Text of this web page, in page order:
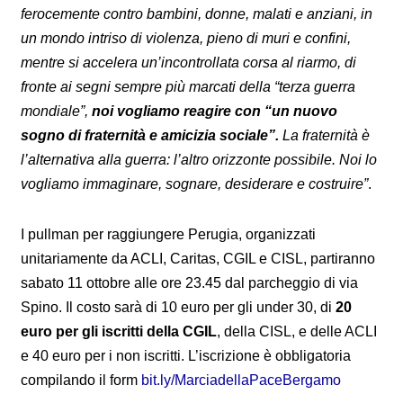
ferocemente contro bambini, donne, malati e anziani, in
un mondo intriso di violenza, pieno di muri e confini,
mentre si accelera un’incontrollata corsa al riarmo, di
fronte ai segni sempre più marcati della “terza guerra
mondiale”,noi vogliamo reagire con “un nuovo
sogno di fraternità e amicizia sociale”.La fraternità è
l’alternativa alla guerra: l’altro orizzonte possibile. Noi lo
vogliamo immaginare, sognare, desiderare e costruire”.
I pullman per raggiungere Perugia, organizzati
unitariamente da ACLI, Caritas, CGIL e CISL, partiranno
sabato 11 ottobre alle ore 23.45 dal parcheggio di via
Spino. Il costo sarà di 10 euro per gli under 30, di20
euro per gli iscritti della CGIL, della CISL, e delle ACLI
e 40 euro per i non iscritti. L’iscrizione è obbligatoria
compilando il form bit.ly/MarciadellaPaceBergamo